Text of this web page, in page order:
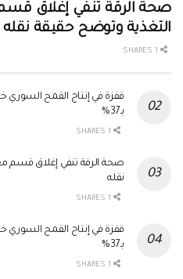
صحة الرقة تنفي إغلاق
التغذية وتوضح حقيقة نقله
بـ37%
صحة الرقة تنفي إغلاق قسم
نقله
بـ37%